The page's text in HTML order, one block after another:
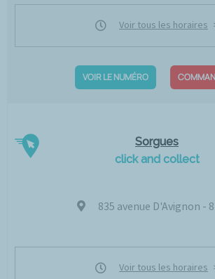
Voir tous les horaires
VOIR LE NUMÉRO
Sorgues
click and collect
835 avenue D'Avignon -
Voir tous les horaires